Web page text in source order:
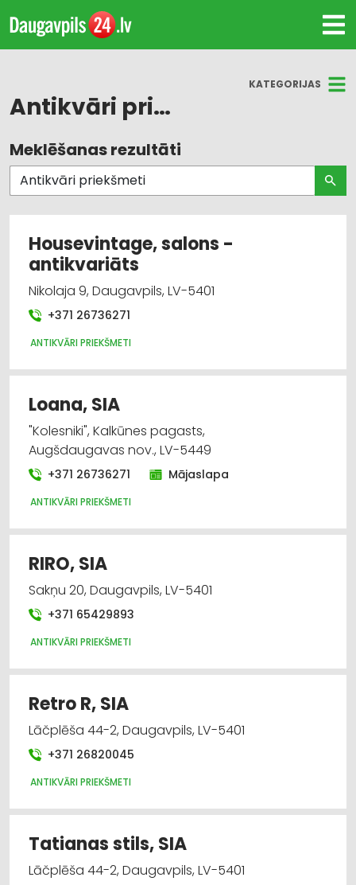
KATEGORIJAS
Antikvāri priekšmeti
Visas nozares
Antikvāri priekšmeti
Restaurācija
Meklēšanas rezultāti
Housevintage, salons -
antikvariāts
Nikolaja 9, Daugavpils, LV-5401
+371 26736271
ANTIKVĀRI PRIEKŠMETI
Loana, SIA
"Kolesniki", Kalkūnes pagasts,
Augšdaugavas nov., LV-5449
+371 26736271 Mājaslapa
ANTIKVĀRI PRIEKŠMETI
RIRO, SIA
Sakņu 20, Daugavpils, LV-5401
+371 65429893
ANTIKVĀRI PRIEKŠMETI
Retro R, SIA
Lāčplēša 44-2, Daugavpils, LV-5401
+371 26820045
ANTIKVĀRI PRIEKŠMETI
Tatianas stils, SIA
Lāčplēša 44-2, Daugavpils, LV-5401